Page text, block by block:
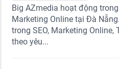
Big AZmedia hoạt động
Marketing Online tại Đà
trong SEO, Marketing
theo yêu...